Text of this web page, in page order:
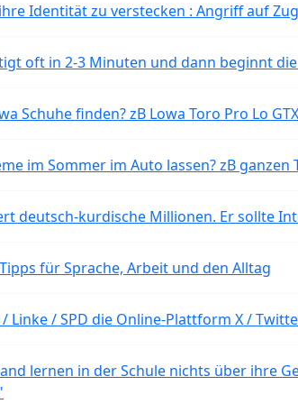
Identität zu verstecken : Angriff auf
oft in 2-3 Minuten und dann beginnt
Schuhe finden? zB Lowa Toro Pro Lo GTX
im Sommer im Auto lassen? zB
deutsch-kurdische Millionen. Er sollte
für Sprache, Arbeit und den Alltag
Linke / SPD die Online-Plattform X /
lernen in der Schule nichts über ihre